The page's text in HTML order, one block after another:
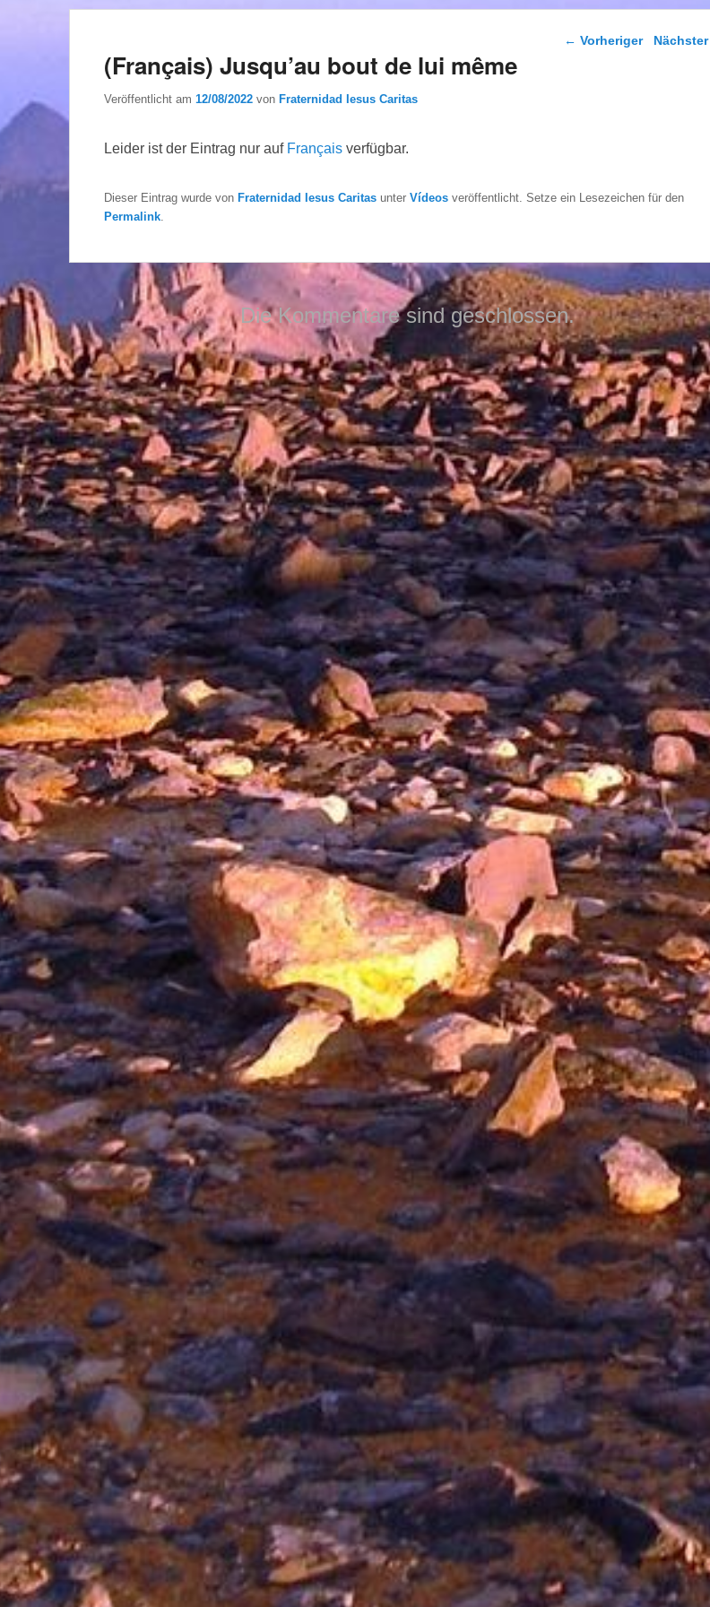
Beitragsnavigation
← Vorheriger Nächster
(Français) Jusqu’au bout de lui même
Veröffentlicht am 12/08/2022 von Fraternidad Iesus Caritas
Leider ist der Eintrag nur auf Français verfügbar.
Dieser Eintrag wurde von Fraternidad Iesus Caritas unter Vídeos veröffentlicht. Setze ein Lesezeichen für den
Permalink
Die Kommentare sind geschlossen.